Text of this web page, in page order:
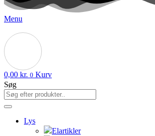
Menu
0,00 kr. 0 Kurv
Søg
Lys
Elartikler